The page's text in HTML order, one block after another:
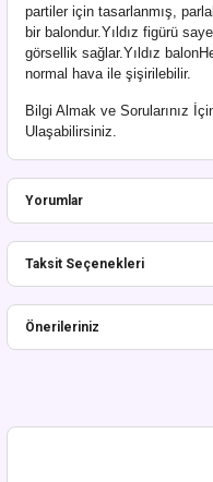
partiler için tasarlanmış,
bir balondur.Yıldız figürü
görsellik sağlar.Yıldız
normal hava ile şişirilebilir.
Bilgi Almak ve Sorularınız
Ulaşabilirsiniz.
Yorumlar
Bu ürüne
Taksit Seçenekleri
Önerileriniz